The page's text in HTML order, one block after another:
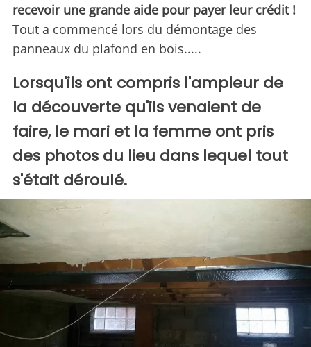
recevoir une grande aide pour payer leur crédit !
Tout a commencé lors du démontage des
panneaux du plafond en bois.....
Lorsqu'ils ont compris l'ampleur de
la découverte qu'ils venaient de
faire, le mari et la femme ont pris
des photos du lieu dans lequel tout
s'était déroulé.